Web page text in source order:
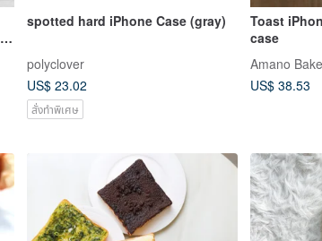
spotted hard iPhone Case (gray)
polyclover
US$ 23.02
สั่งทำพิเศษ
Toast
case
Amano
US$ 38.53